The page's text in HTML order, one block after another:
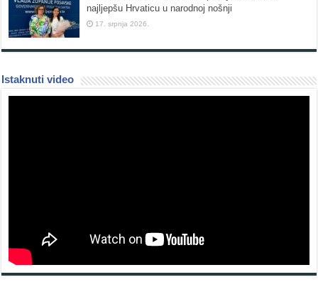
najljepšu Hrvaticu u narodnoj nošnji
17. srpnja 2026.
Istaknuti video